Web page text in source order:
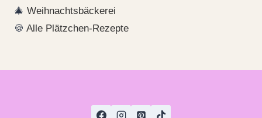
🎄 Weihnachtsbäckerei
🍪 Alle Plätzchen-Rezepte